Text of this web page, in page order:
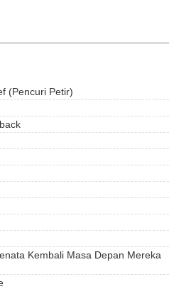
(Pencuri Petir)
Kembali Masa Depan Mereka